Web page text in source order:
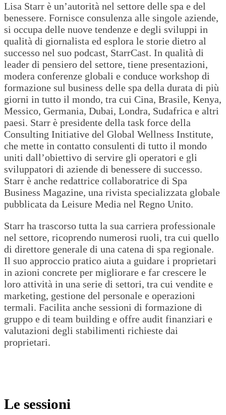
Lisa Starr è un’autorità nel settore delle spa e del
benessere. Fornisce consulenza alle singole aziende,
si occupa delle nuove tendenze e degli sviluppi in
qualità di giornalista ed esplora le storie dietro al
successo nel suo podcast, StarrCast. In qualità di
leader di pensiero del settore, tiene presentazioni,
modera conferenze globali e conduce workshop di
formazione sul business delle spa della durata di più
giorni in tutto il mondo, tra cui Cina, Brasile, Kenya,
Messico, Germania, Dubai, Londra, Sudafrica e altri
paesi. Starr è presidente della task force della
Consulting Initiative del Global Wellness Institute,
che mette in contatto consulenti di tutto il mondo
uniti dall’obiettivo di servire gli operatori e gli
sviluppatori di aziende di benessere di successo.
Starr è anche redattrice collaboratrice di Spa
Business Magazine, una rivista specializzata globale
pubblicata da Leisure Media nel Regno Unito.
Starr ha trascorso tutta la sua carriera professionale
nel settore, ricoprendo numerosi ruoli, tra cui quello
di direttore generale di una catena di spa regionale.
Il suo approccio pratico aiuta a guidare i proprietari
in azioni concrete per migliorare e far crescere le
loro attività in una serie di settori, tra cui vendite e
marketing, gestione del personale e operazioni
termali. Facilita anche sessioni di formazione di
gruppo e di team building e offre audit finanziari e
valutazioni degli stabilimenti richieste dai
proprietari.
Le sessioni